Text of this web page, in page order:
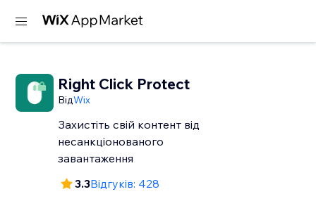
Right Click Protect
ВідWix
Захистіть свій контент від
несанкціонованого
завантаження
3.3Відгуків: 428